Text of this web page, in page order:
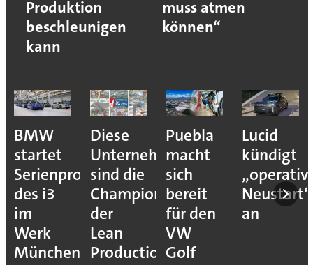
Produktion
beschleunigen
kann
muss atmen
können“
BMW
startet
Serienproduktion
des i3
im
Werk
München
Diese
Unternehmen
sind die
Champions
der
Lean
Production
Puebla
macht
sich
bereit
für den
VW
Golf
Lucid
kündigt
Neustart“
an